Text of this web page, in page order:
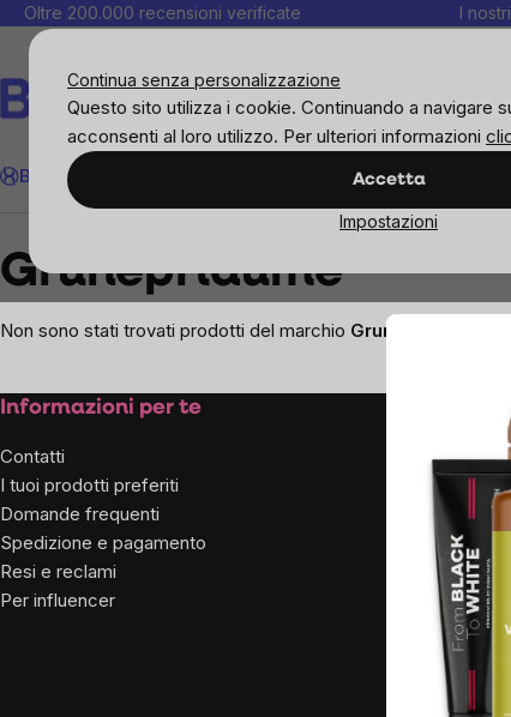
Continua senza personalizzazione
Questo sito utilizza i cookie. Continuando a navigare
acconsenti al loro utilizzo. Per ulteriori informazioni
Accetta
Impostazioni
Salta
contenuto
Oltre 200.000 recensioni verificate I
Cerca
BrainMax Alimenti
Grunepflaume
Non sono stati trovati prodotti del marchio Grunepflaume
Footer
Informazioni per te
Contatti
I tuoi prodotti preferiti
Domande frequenti
Spedizione e pagamento
Resi e reclami
Per influencer
Chi
Per